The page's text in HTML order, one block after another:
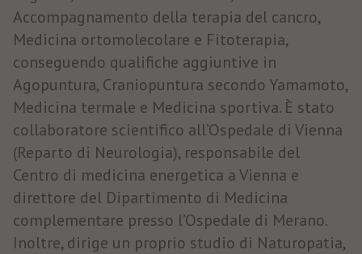
Accompagnamento della terapia del cancro,
Medicina ortomolecolare e Fitoterapia,
conseguendo qualifiche aggiuntive in
Agopuntura, Craniopuntura secondo Yamamoto,
Medicina termale e Medicina sportiva. È stato
collaboratore scientifico all’Ospedale di Vienna
(Reparto di Neurologia), responsabile del
Centro di medicina energetica a Vienna e
direttore del Dipartimento di Medicina
complementare presso l’Ospedale di Merano.
Inoltre, dirige un proprio studio di Naturopatia,